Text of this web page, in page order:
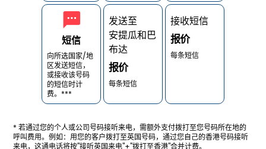
短信
向所选国家/地
区发送短信，
或接收该号码
的短信时计
费。***
发送至
安提瓜和巴
布达
报价
每条短信
接收短信
报价
每条短信
* 若通过您的个人或公司号码接听来电，需额外支付拨打至您号码所在地的
呼叫费用。例如：用您的客户拨打至英国号码，通过您自己的香港号码接听
来电，这通电话将按"接听英国来电"+"拨打至香港"合并计费。